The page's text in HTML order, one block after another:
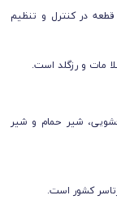
در کنترل و تنظیم
مات و رزگلد است.
شیر حمام و شیر
کشور است.